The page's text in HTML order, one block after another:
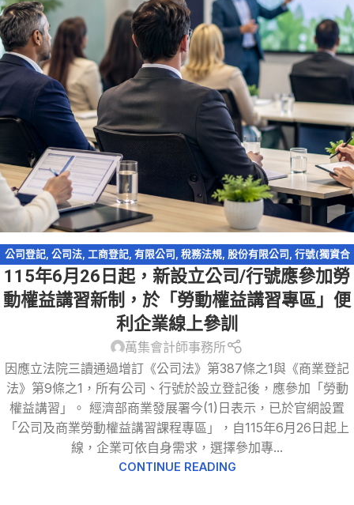
公司登記, 公司法, 工商登記, 有限公司 , 稅務法規, 股份有限公司 , 行號(獨資合
夥事業)
115年6月26日起，新設立公司/行號應參加勞
動權益講習新制，於「勞動權益講習專區」便
利企業線上參訓
萬集會計師事務所
因應立法院三讀通過增訂《公司法》第387條之1與《商業登記
法》第9條之1，所有公司、行號於設立登記後，應參加「勞動
權益講習」。 經濟部商業發展署今(1)日表示，已於官網設置
「公司及商業勞動權益講習課程專區」，自115年6月26日起上
線，企業可依自身需求，選擇參加專...
CONTINUE READING